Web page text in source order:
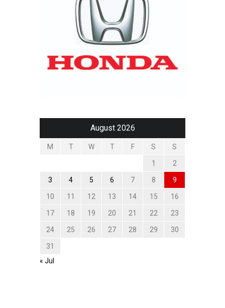
August 2026
M T W T F S S
1 2
3 4 5 6 7 8 9
10 11 12 13 14 15 16
17 18 19 20 21 22 23
24 25 26 27 28 29 30
31
« Jul